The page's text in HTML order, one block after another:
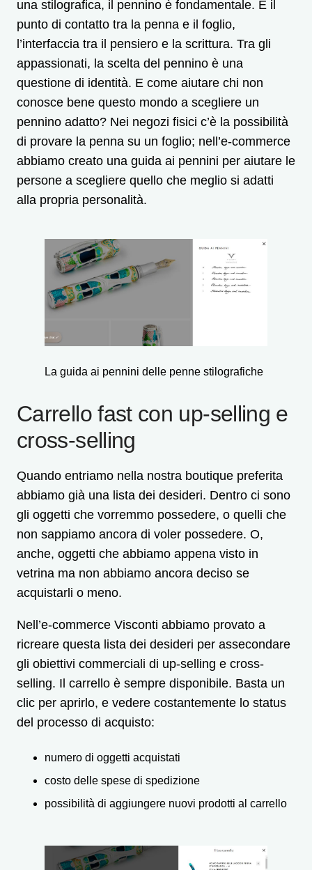
una stilografica, il pennino è fondamentale. È il
punto di contatto tra la penna e il foglio,
l’interfaccia tra il pensiero e la scrittura. Tra gli
appassionati, la scelta del pennino è una
questione di identità. E come aiutare chi non
conosce bene questo mondo a scegliere un
pennino adatto? Nei negozi fisici c’è la possibilità
di provare la penna su un foglio; nell’e-commerce
abbiamo creato una guida ai pennini per aiutare le
persone a scegliere quello che meglio si adatti
alla propria personalità.
La guida ai pennini delle penne stilografiche
Carrello fast con up-selling e
cross-selling
Quando entriamo nella nostra boutique preferita
abbiamo già una lista dei desideri. Dentro ci sono
gli oggetti che vorremmo possedere, o quelli che
non sappiamo ancora di voler possedere. O,
anche, oggetti che abbiamo appena visto in
vetrina ma non abbiamo ancora deciso se
acquistarli o meno.
Nell’e-commerce Visconti abbiamo provato a
ricreare questa lista dei desideri per assecondare
gli obiettivi commerciali di up-selling e cross-
selling. Il carrello è sempre disponibile. Basta un
clic per aprirlo, e vedere costantemente lo status
del processo di acquisto:
numero di oggetti acquistati
costo delle spese di spedizione
possibilità di aggiungere nuovi prodotti al carrello